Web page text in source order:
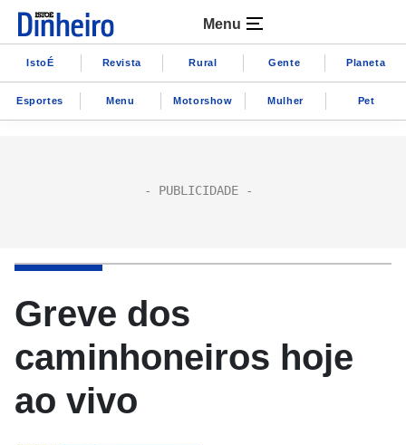
Menu
IstoÉ Revista Rural Gente Planeta
Esportes Menu Motorshow Mulher Pet
Greve dos
caminhoneiros hoje
ao vivo